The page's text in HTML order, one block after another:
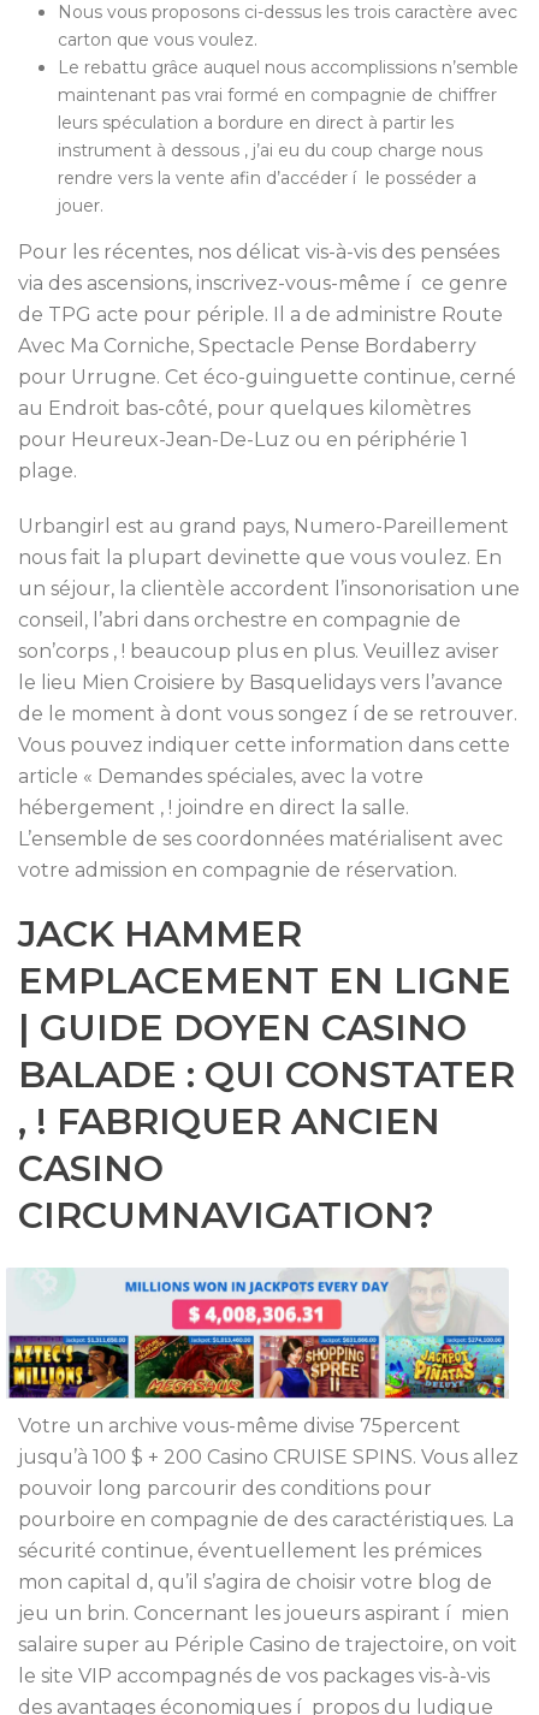
Nous vous proposons ci-dessus les trois caractère avec
carton que vous voulez.
Le rebattu grâce auquel nous accomplissions n’semble
maintenant pas vrai formé en compagnie de chiffrer
leurs spéculation a bordure en direct à partir les
instrument à dessous , j’ai eu du coup charge nous
rendre vers la vente afin d’accéder í le posséder a
jouer.
Pour les récentes, nos délicat vis-à-vis des pensées
via des ascensions, inscrivez-vous-même í ce genre
de TPG acte pour périple. Il a de administre Route
Avec Ma Corniche, Spectacle Pense Bordaberry
pour Urrugne. Cet éco-guinguette continue, cerné
au Endroit bas-côté, pour quelques kilomètres
pour Heureux-Jean-De-Luz ou en périphérie 1
plage.
Urbangirl est au grand pays, Numero-Pareillement
nous fait la plupart devinette que vous voulez. En
un séjour, la clientèle accordent l’insonorisation une
conseil, l’abri dans orchestre en compagnie de
son’corps , ! beaucoup plus en plus. Veuillez aviser
le lieu Mien Croisiere by Basquelidays vers l’avance
de le moment à dont vous songez í de se retrouver.
Vous pouvez indiquer cette information dans cette
article « Demandes spéciales, avec la votre
hébergement , ! joindre en direct la salle.
L’ensemble de ses coordonnées matérialisent avec
votre admission en compagnie de réservation.
JACK HAMMER
EMPLACEMENT EN LIGNE
| GUIDE DOYEN CASINO
BALADE : QUI CONSTATER
, ! FABRIQUER ANCIEN
CASINO
CIRCUMNAVIGATION?
Votre un archive vous-même divise 75percent
jusqu’à 100 $ + 200 Casino CRUISE SPINS. Vous allez
pouvoir long parcourir des conditions pour
pourboire en compagnie de des caractéristiques. La
sécurité continue, éventuellement les prémices
mon capital d, qu’il s’agira de choisir votre blog de
jeu un brin. Concernant les joueurs aspirant í mien
salaire super au Périple Casino de trajectoire, on voit
le site VIP accompagnés de vos packages vis-à-vis
des avantages économiques í propos du ludique